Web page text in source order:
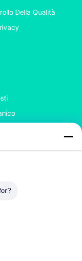
Della Qualità